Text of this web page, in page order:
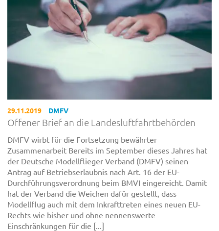
29.11.2019 DMFV
Offener Brief an die Landesluftfahrtbehörden
DMFV wirbt für die Fortsetzung bewährter
Zusammenarbeit Bereits im September dieses Jahres hat
der Deutsche Modellflieger Verband (DMFV) seinen
Antrag auf Betriebserlaubnis nach Art. 16 der EU-
Durchführungsverordnung beim BMVI eingereicht. Damit
hat der Verband die Weichen dafür gestellt, dass
Modellflug auch mit dem Inkrafttreten eines neuen EU-
Rechts wie bisher und ohne nennenswerte
Einschränkungen für die [...]